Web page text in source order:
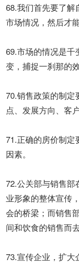
68.我们首先要了解
市场情况，然后才
69.市场的情况是千
变，捕捉一刹那的效
70.销售政策的制定
点、发展方向、客
71.正确的房价制定
因素。
72.公关部与销售部
业形象的整体宣传
会的桥梁；而销售
间和饮食的销售而去
73.宣传企业，扩大